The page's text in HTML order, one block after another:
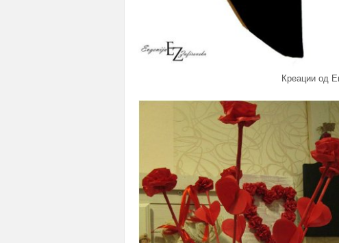
Креации од